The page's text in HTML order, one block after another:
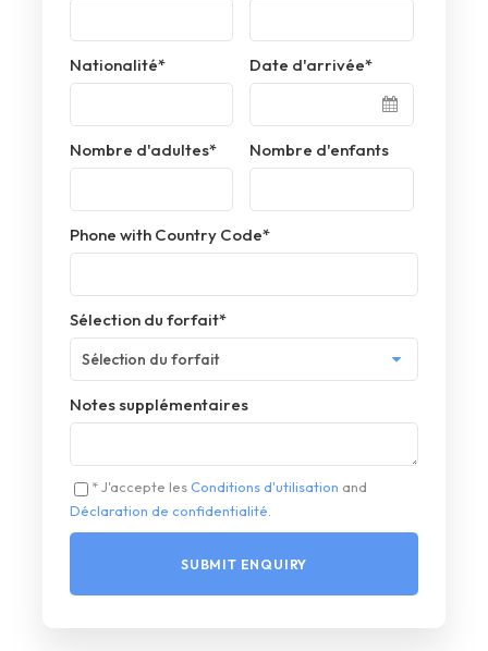
Nationalité* Date d'arrivée*
Nombre d'adultes* Nombre d'enfants
Phone with Country Code*
Sélection du forfait*
Notes supplémentaires
* J'accepte lesConditions d'utilisation and
Déclaration de confidentialité